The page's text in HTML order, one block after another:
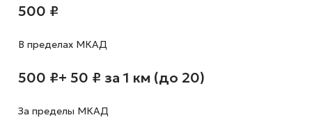
500 ₽
В пределах МКАД
500 ₽+ 50 ₽ за 1 км (до 20)
За пределы МКАД